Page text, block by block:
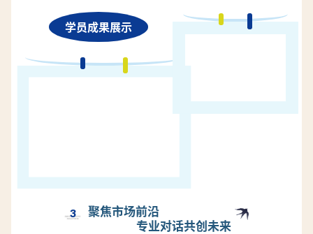
学员成果展示
3
聚焦市场前沿
专业对话共创未来